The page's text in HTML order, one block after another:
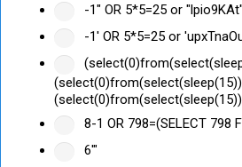
-1" OR 5*5=25 or
-1' OR 5*5=25 or
8-1 OR 798=(SELECT 798
6'"